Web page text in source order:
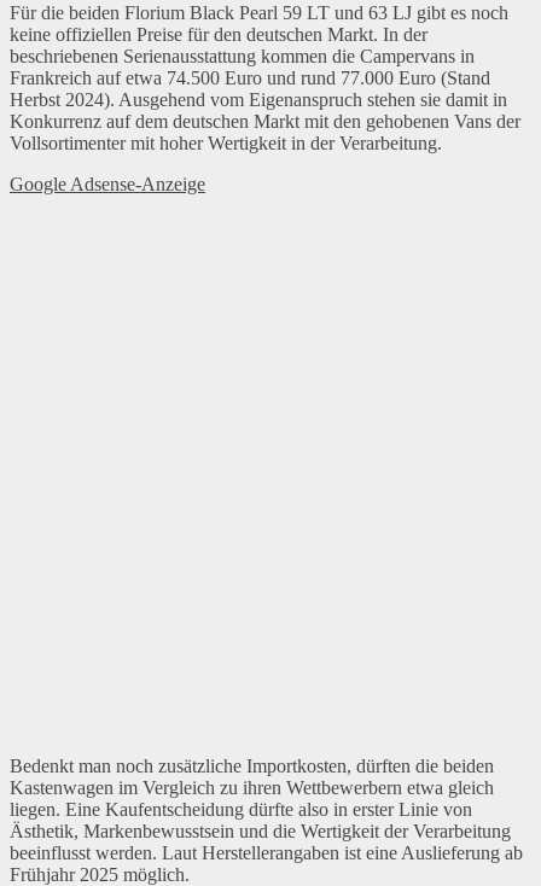
Für die beiden Florium Black Pearl 59 LT und 63 LJ gibt es noch
keine offiziellen Preise für den deutschen Markt. In der
beschriebenen Serienausstattung kommen die Campervans in
Frankreich auf etwa 74.500 Euro und rund 77.000 Euro (Stand
Herbst 2024). Ausgehend vom Eigenanspruch stehen sie damit in
Konkurrenz auf dem deutschen Markt mit den gehobenen Vans der
Vollsortimenter mit hoher Wertigkeit in der Verarbeitung.
Google Adsense-Anzeige
Bedenkt man noch zusätzliche Importkosten, dürften die beiden
Kastenwagen im Vergleich zu ihren Wettbewerbern etwa gleich
liegen. Eine Kaufentscheidung dürfte also in erster Linie von
Ästhetik, Markenbewusstsein und die Wertigkeit der Verarbeitung
beeinflusst werden. Laut Herstellerangaben ist eine Auslieferung ab
Frühjahr 2025 möglich.